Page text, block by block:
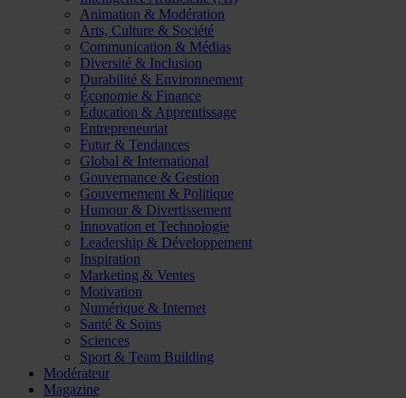
Animation & Modération
Arts, Culture & Société
Communication & Médias
Diversité & Inclusion
Durabilité & Environnement
Économie & Finance
Éducation & Apprentissage
Entrepreneuriat
Futur & Tendances
Global & International
Gouvernance & Gestion
Gouvernement & Politique
Humour & Divertissement
Innovation et Technologie
Leadership & Développement
Inspiration
Marketing & Ventes
Motivation
Numérique & Internet
Santé & Soins
Sciences
Sport & Team Building
Modérateur
Magazine